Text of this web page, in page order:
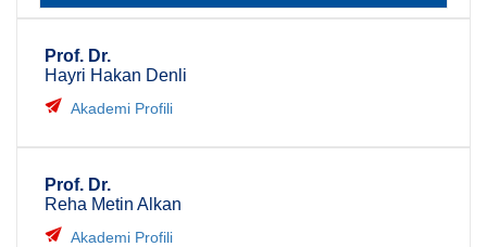
Prof. Dr.
Hayri Hakan Denli
Akademi Profili
Prof. Dr.
Reha Metin Alkan
Akademi Profili